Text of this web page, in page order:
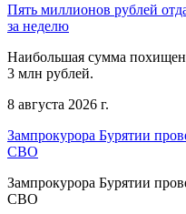
Пять миллионов рублей
за неделю
Наибольшая сумма
3 млн рублей.
8 августа 2026 г.
Зампрокурора Бурятии
СВО
Зампрокурора Бурятии
СВО